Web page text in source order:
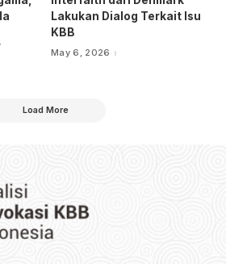
Lakukan Dialog Terkait Isu
KBB
May 6, 2026
Load More